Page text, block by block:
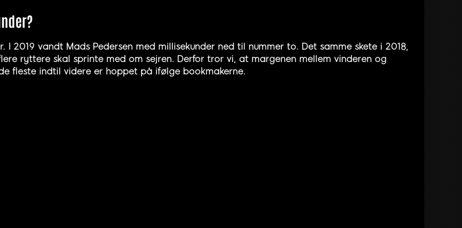
2019 vandt Mads Pedersen med millisekunder ned til nummer to. Det samme skete i 2018,
ryttere skal sprinte med om sejren. Derfor tror vi, at margenen mellem vinderen og
fleste indtil videre er hoppet på ifølge bookmakerne.